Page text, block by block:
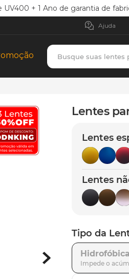
+ 1 Ano de garantia de
Ajuda
Busque suas
Lentes
Lentes
Lentes
Tipo da
Hidrofóbica